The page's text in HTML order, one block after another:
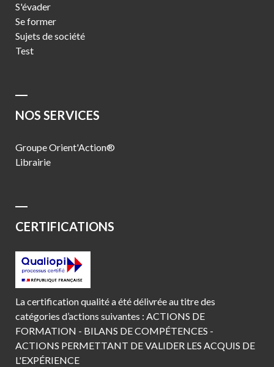
S'évader
Se former
Sujets de société
Test
NOS SERVICES
Groupe Orient'Action®
Librairie
CERTIFICATIONS
La certification qualité a été délivrée au titre des
catégories d’actions suivantes : ACTIONS DE
FORMATION - BILANS DE COMPÉTENCES -
ACTIONS PERMETTANT DE VALIDER LES ACQUIS DE
L'EXPÉRIENCE